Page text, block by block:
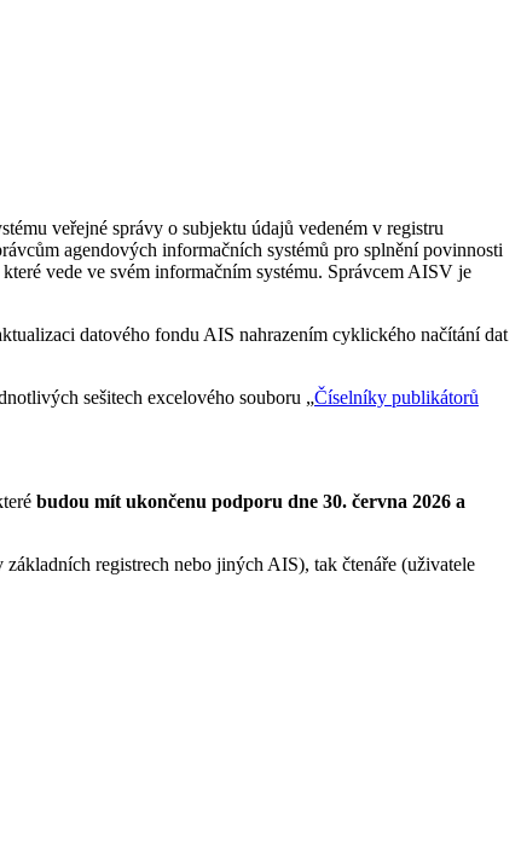
veřejné správy o subjektu údajů vedeném v registru
agendových informačních systémů pro splnění povinnosti
vede ve svém informačním systému. Správcem AISV je
datového fondu AIS nahrazením cyklického načítání dat
sešitech excelového souboru „Číselníky publikátorů
budou mít ukončenu podporu dne 30. června 2026 a
registrech nebo jiných AIS), tak čtenáře (uživatele